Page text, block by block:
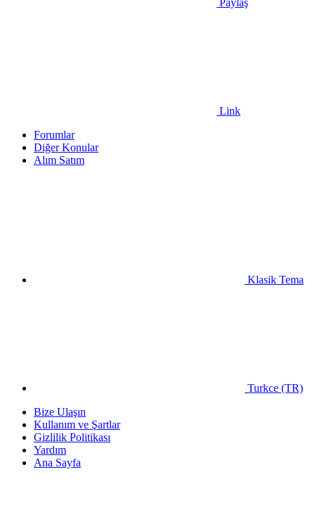
Link
Forumlar
Diğer Konular
Alım Satım
Klasik Tema
Turkce (TR)
Bize Ulaşın
Kullanım ve Şartlar
Gizlilik Politikası
Yardım
Ana Sayfa